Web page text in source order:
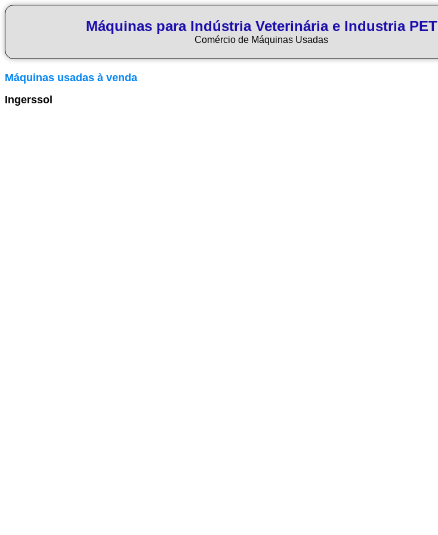
Máquinas para Indústria Veterinária e Industria PET
Comércio de Máquinas Usadas
Máquinas usadas à venda
Ingerssol